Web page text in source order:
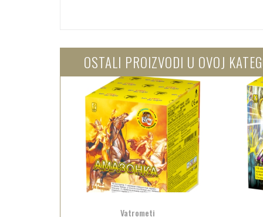
OSTALI PROIZVODI U OVOJ
Vatrometi